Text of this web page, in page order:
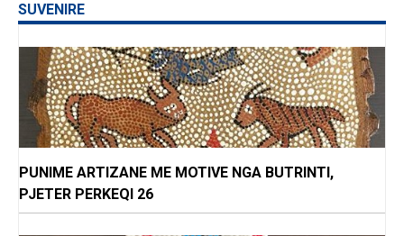
SUVENIRE
PUNIME ARTIZANE ME MOTIVE NGA BUTRINTI,
PJETER PERKEQI 26